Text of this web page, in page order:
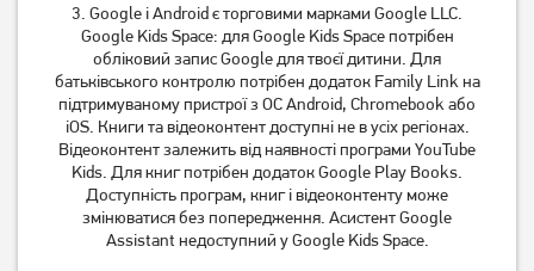
3. Google і Android є торговими марками Google LLC.
Google Kids Space: для Google Kids Space потрібен
обліковий запис Google для твоєї дитини. Для
батьківського контролю потрібен додаток Family Link на
підтримуваному пристрої з ОС Android, Chromebook або
iOS. Книги та відеоконтент доступні не в усіх регіонах.
Відеоконтент залежить від наявності програми YouTube
Kids. Для книг потрібен додаток Google Play Books.
Доступність програм, книг і відеоконтенту може
змінюватися без попередження. Асистент Google
Assistant недоступний у Google Kids Space.